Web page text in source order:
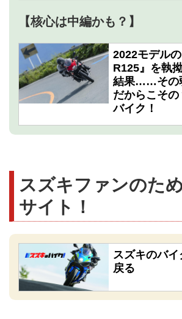
【核心は中編かも？】
2022モデル
R125』を執
結果……その
だからこそ
バイク！
スズキファンのた
サイト！
スズキのバ
戻る